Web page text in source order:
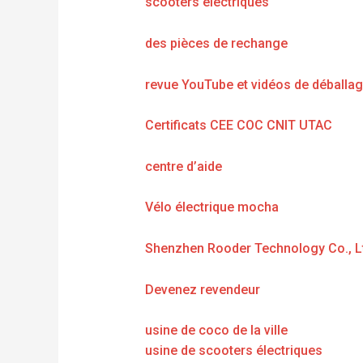
des pièces de rechange
revue YouTube et vidéos de
Certificats CEE COC CNIT UTAC
centre d’aide
Vélo électrique mocha
Shenzhen Rooder Technology Co.,
Devenez revendeur
usine de coco de la ville
usine de scooters électriques